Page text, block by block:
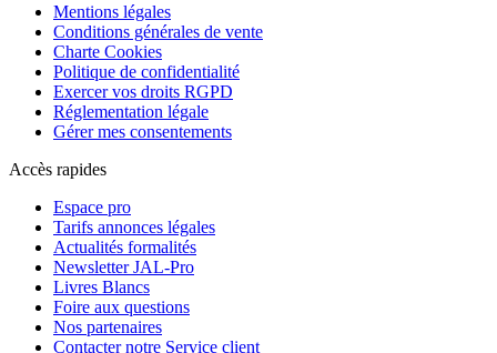
Mentions légales
Conditions générales de vente
Charte Cookies
Politique de confidentialité
Exercer vos droits RGPD
Réglementation légale
Gérer mes consentements
Accès rapides
Espace pro
Tarifs annonces légales
Actualités formalités
Newsletter JAL-Pro
Livres Blancs
Foire aux questions
Nos partenaires
Contacter notre Service client